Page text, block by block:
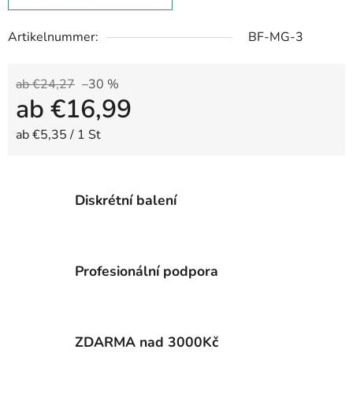
Artikelnummer: BF-MG-3
ab €24,27 –30 %
ab €16,99
Verkaufspreis:
ab €5,35 / 1 St
Diskrétní balení
Profesionální podpora
ZDARMA nad 3000Kč